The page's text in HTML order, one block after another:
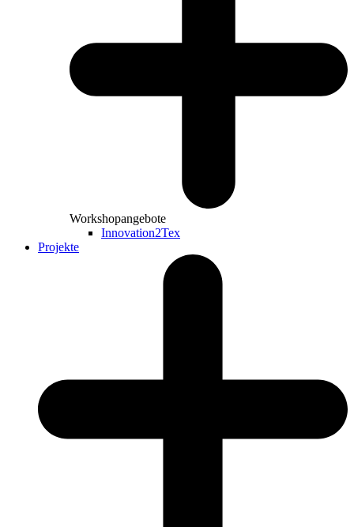
Workshopangebote
Innovation2Tex
Projekte